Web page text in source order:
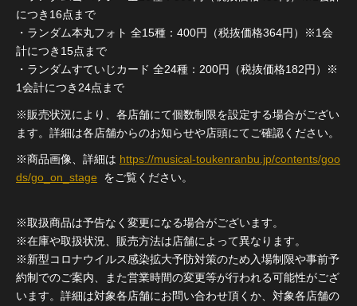
につき16点まで
・ランダム本丸フォト 全15種：400円（税抜価格364円）※1会
計につき15点まで
・ランダムすていじカード 全24種：200円（税抜価格182円）※
1会計につき24点まで
※販売状況により、各店舗にて個数制限を設定する場合がござい
ます。詳細は各店舗からのお知らせや店頭にてご確認ください。
※商品画像、詳細は https://musical-toukenranbu.jp/contents/goo
ds/go_on_stage をご覧ください。
※取扱商品は予告なく変更になる場合がございます。
※在庫や取扱状況、販売方法は店舗によって異なります。
※新型コロナウイルス感染拡大予防対策のため入場制限や事前予
約制でのご案内、また営業時間の変更等が行われる可能性がござ
います。詳細は対象各店舗にお問い合わせ頂くか、対象各店舗の